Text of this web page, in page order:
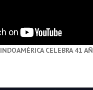
INDOAMÉRICA CELEBRA 41